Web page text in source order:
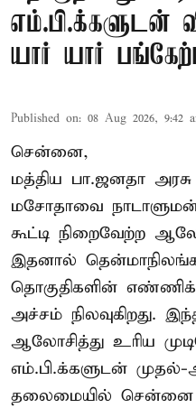
யார் யார்
Published on: 08 Aug 2026, 9:42
சென்னை,
மத்திய பா.ஜனதா
மசோதாவை
கூட்டி நிறைவேற்ற
இதனால்
தொகுதிகளின்
அச்சம் நிலவுகிறது.
ஆலோசித்து உரிய
எம்.பி.க்களுடன்
தலைமையில்